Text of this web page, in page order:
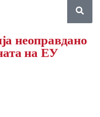
неоправдано
на ЕУ